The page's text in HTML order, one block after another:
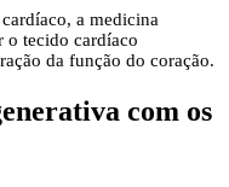
a medicina
o tecido cardíaco
da função do coração.
com os